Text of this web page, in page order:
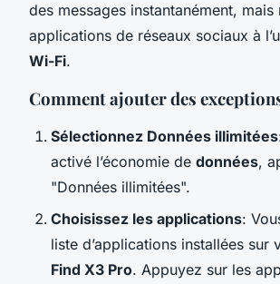
des messages instantanément,
applications de réseaux sociaux à
Wi-Fi.
Comment ajouter des
Sélectionnez Données illimitées
activé l’économie de données,
"Données illimitées".
Choisissez les applications:
liste d’applications installées sur
Find X3 Pro. Appuyez sur les